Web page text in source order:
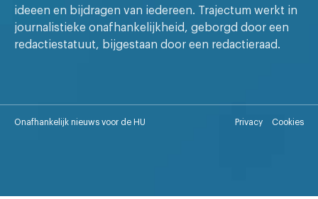
ideeen en bijdragen van iedereen. Trajectum werkt in
journalistieke onafhankelijkheid, geborgd door een
redactiestatuut, bijgestaan door een redactieraad.
Onafhankelijk nieuws voor de HU Privacy Cookies